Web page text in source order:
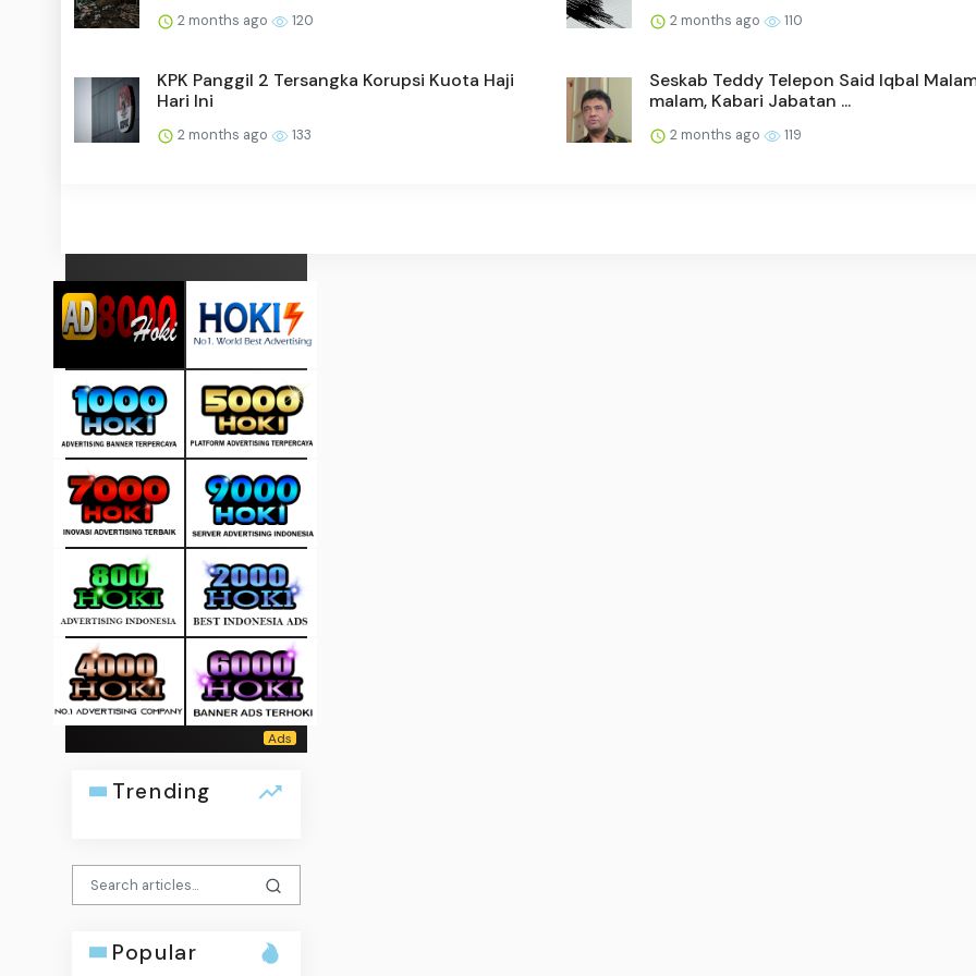
2 months ago 120 2 months ago 110
KPK Panggil 2 Tersangka Korupsi Kuota Haji
Hari Ini
2 months ago 133
Seskab Teddy Telepon Said Iqbal
malam, Kabari Jabatan ...
2 months ago 119
Trending
Popular